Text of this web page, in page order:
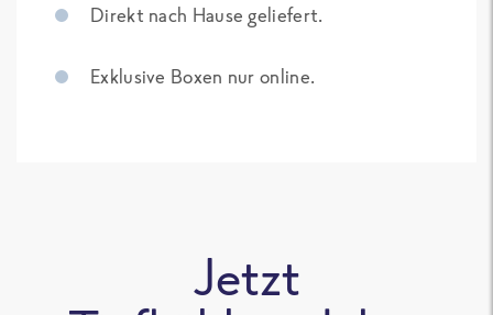
Direkt nach Hause geliefert.
Exklusive Boxen nur online.
Jetzt